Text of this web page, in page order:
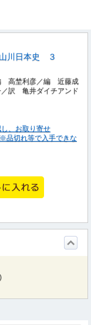
川日本史 ３
高埜利彦／編 近藤成
訳 亀井ダイチアンド
、お取り寄せ
切れ等で入手できな
)